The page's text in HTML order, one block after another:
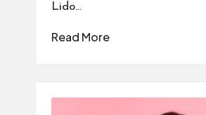
Lido…
Read More